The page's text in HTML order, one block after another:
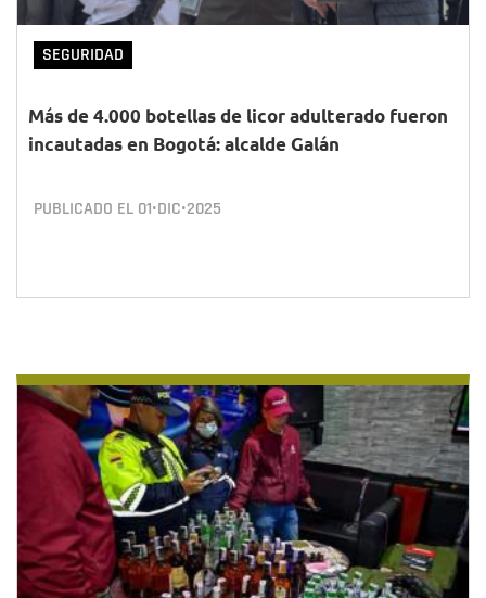
SEGURIDAD
Más de 4.000 botellas de licor adulterado fueron
incautadas en Bogotá: alcalde Galán
PUBLICADO EL 01•DIC•2025